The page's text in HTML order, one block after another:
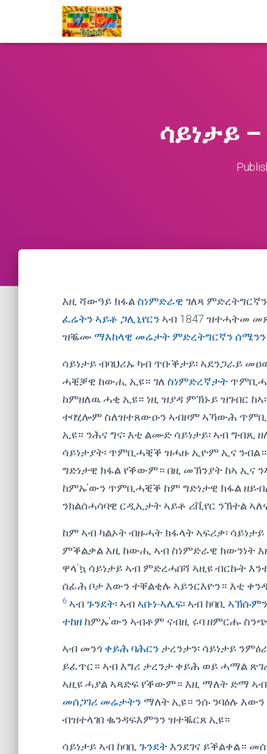
ሳይነታይ
እዚ ሻውዓይ ክፋል ስነምድራዊ ገለጻ ምድረትግርኛን
ፈሬትን ኣይቶ ጋሊኒየርንኣብ 1847 ዝተሓትመ
ዝቘሙማእከላዊ መሬታት ምድረትግርኛን ሰሜንን
ሳይነታይ ብባህሪኡ ካብ ጥቡቕታይ፡ ኣደንጋራይ
ሓቒቓዊ ከውሒ ኢዩ። ገለ ስነምድረኛታት
ከምዘለዉ ሓቂ ኢዩ። ነዚ ዝያዳ ምኽኑይ ዝገብር
ተባሂሎም ስለዝተጸውዑን ኣብዞም ኣኻውሕ
ኢዩ። ንሕና ግና፡ እቲ ልሙድ ሳይነታይ፡ ኣብ
ሳይነታያት፡ ጥምቢሓቒቕ ዝሓዙ ኢዮም ኢና ንብል።
ግድነታዊ ክፋል የቕውም። በዚ መኽንያት ከኣ ኢና
ከምኡ’ውን ጥምቢሓቒቕ ከም ግድነታዊ ክፋል
ንክልሰሓሳባዊ ርዲኢታት ኣይቶ ሪቪየር ንኽተል
ከም ኣብ ካልኦት ብዙሓት ክፋላት ኣፍሪቃ፡
ምቕልቃል እዚ ከውሒ ኣብ ስነምድራዊ ክውንነት
ዋላ’ኳ ሳይነታይ ኣብ ምድረሓበሻ ኣዚዩ ብርኩት
ሰፊሕ ቦታ እውን ተቐልቂሉ ኣይንርእዮን። እቲ
6 ኣብጉንደት፡ ኣብኣቡነ-ኣሌፍ፡ ኣብ ከባቢ ኣኽሱምን
ተከዘ ከምኡ’ውን ኣብቶም ናብዚ ሩባ ዘምርሑ
ኣብ መንጎ ቀይሕ ባሕርን ታረንታን፡ ሳይነታይ
ይፈጥር። ኣብ እግሪ ታረንታ ቀይሕ ወይ ሓማል
ኣዚዩ ሓያል ኣጻድፍ የቕውም። እዚ ማለት ድማ
መሰጋገሪ መሬታትን ማለት ኢዩ። ንሱ ንባዕሉ
ብዝተላገበ ቈንዳፍእምንን ዝተቘርጸ ኢዩ።
ሳይነታይ ኣብ ከባቢ ጉንደትእንደገና ይቕልቀል።